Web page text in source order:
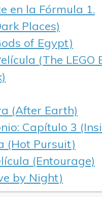
en la Fórmula 1.
Places)
of Egypt)
(The
(After Earth)
Capítulo 3
(Hot Pursuit)
(Entourage)
by Night)